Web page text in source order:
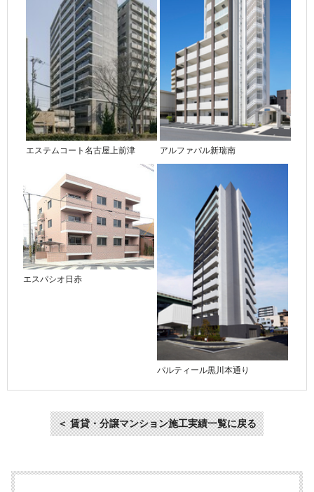
エステムコート名古屋上前津 アルファパル新瑞南
エスパシオ日赤
パルティール黒川本通り
＜ 賃貸・分譲マンション施工実績一覧に戻る